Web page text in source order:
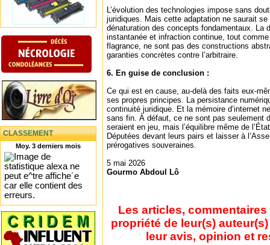
CLASSEMENT
Moy. 3 derniers mois
L’évolution des technologies impose sans
juridiques. Mais cette adaptation ne saurait se
dénaturation des concepts fondamentaux. La
instantanée et infraction continue, tout
flagrance, ne sont pas des constructions
garanties concrètes contre l’arbitraire.
6. En guise de conclusion :
Ce qui est en cause, au-delà des faits eux-
ses propres principes. La persistance
continuité juridique. Et la mémoire d’internet
sans fin. À défaut, ce ne sont pas seulement
seraient en jeu, mais l’équilibre même de
Députées devant leurs pairs et laisser à
prérogatives souveraines.
5 mai 2026
Gourmo Abdoul Lô
Les articles,
propriété de leur(s)
leur avis, opinion et